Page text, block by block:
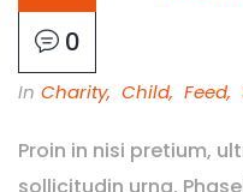
0
In Charity, Child, Feed,
Proin in nisi pretium,